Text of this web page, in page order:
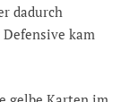
dadurch
kam